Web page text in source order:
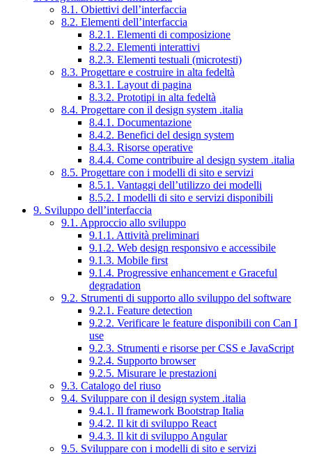
8.1. Obiettivi dell’interfaccia
8.2. Elementi dell’interfaccia
8.2.1. Elementi di composizione
8.2.2. Elementi interattivi
8.2.3. Elementi testuali (microtesti)
8.3. Progettare e costruire in alta fedeltà
8.3.1. Layout di pagina
8.3.2. Prototipi in alta fedeltà
8.4. Progettare con il design system .italia
8.4.1. Documentazione
8.4.2. Benefici del design system
8.4.3. Risorse operative
8.4.4. Come contribuire al design system .italia
8.5. Progettare con i modelli di sito e servizi
8.5.1. Vantaggi dell’utilizzo dei modelli
8.5.2. I modelli di sito e servizi disponibili
9. Sviluppo dell’interfaccia
9.1. Approccio allo sviluppo
9.1.1. Attività preliminari
9.1.2. Web design responsivo e accessibile
9.1.3. Mobile first
9.1.4. Progressive enhancement e Graceful
degradation
9.2. Strumenti di supporto allo sviluppo del software
9.2.1. Feature detection
9.2.2. Verificare le feature disponibili con Can I
use
9.2.3. Strumenti e risorse per CSS e JavaScript
9.2.4. Supporto browser
9.2.5. Misurare le prestazioni
9.3. Catalogo del riuso
9.4. Sviluppare con il design system .italia
9.4.1. Il framework Bootstrap Italia
9.4.2. Il kit di sviluppo React
9.4.3. Il kit di sviluppo Angular
9.5. Sviluppare con i modelli di sito e servizi